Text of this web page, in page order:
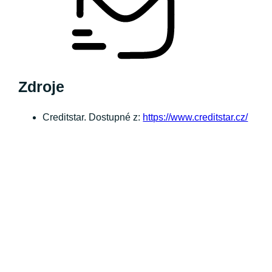
Zdroje
Creditstar. Dostupné z: https://www.creditstar.cz/